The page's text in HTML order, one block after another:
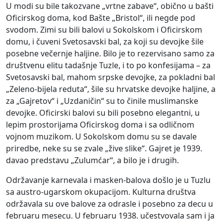
U modi su bile takozvane „vrtne zabave“, obično u bašti
Oficirskog doma, kod Bašte „Bristol“, ili negde pod
svodom. Zimi su bili balovi u Sokolskom i Oficirskom
domu, i čuveni Svetosavski bal, za koji su devojke šile
posebne večernje haljine. Bilo je to rezervisano samo za
društvenu elitu tadašnje Tuzle, i to po konfesijama – za
Svetosavski bal, mahom srpske devojke, za pokladni bal
„Zeleno-bijela reduta“, šile su hrvatske devojke haljine, a
za „Gajretov“ i „Uzdaničin“ su to činile muslimanske
devojke. Oficirski balovi su bili posebno elegantni, u
lepim prostorijama Oficirskog doma i sa odličnom
vojnom muzikom. U Sokolskom domu su se davale
priredbe, neke su se zvale „žive slike“. Gajret je 1939.
davao predstavu „Zulumćar“, a bilo je i drugih.
Održavanje karnevala i masken-balova došlo je u Tuzlu
sa austro-ugarskom okupacijom. Kulturna društva
održavala su ove balove za odrasle i posebno za decu u
februaru mesecu. U februaru 1938. učestvovala sam i ja